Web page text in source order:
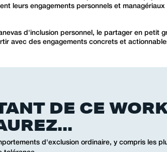
leurs engagements personnels et
d'inclusion personnel, le partager en petit
avec des engagements concrets et
DE CE
d'exclusion ordinaire, y compris les